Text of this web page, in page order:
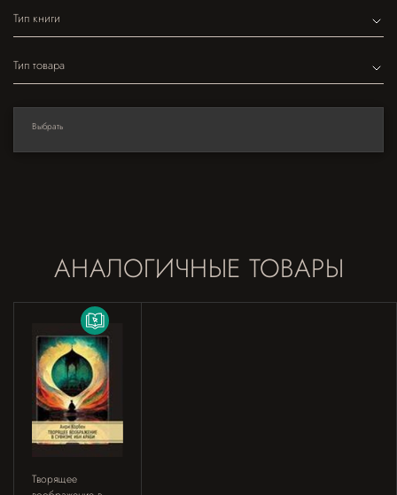
Тип книги
Тип товара
Выбрать
АНАЛОГИЧНЫЕ ТОВАРЫ
Творящее